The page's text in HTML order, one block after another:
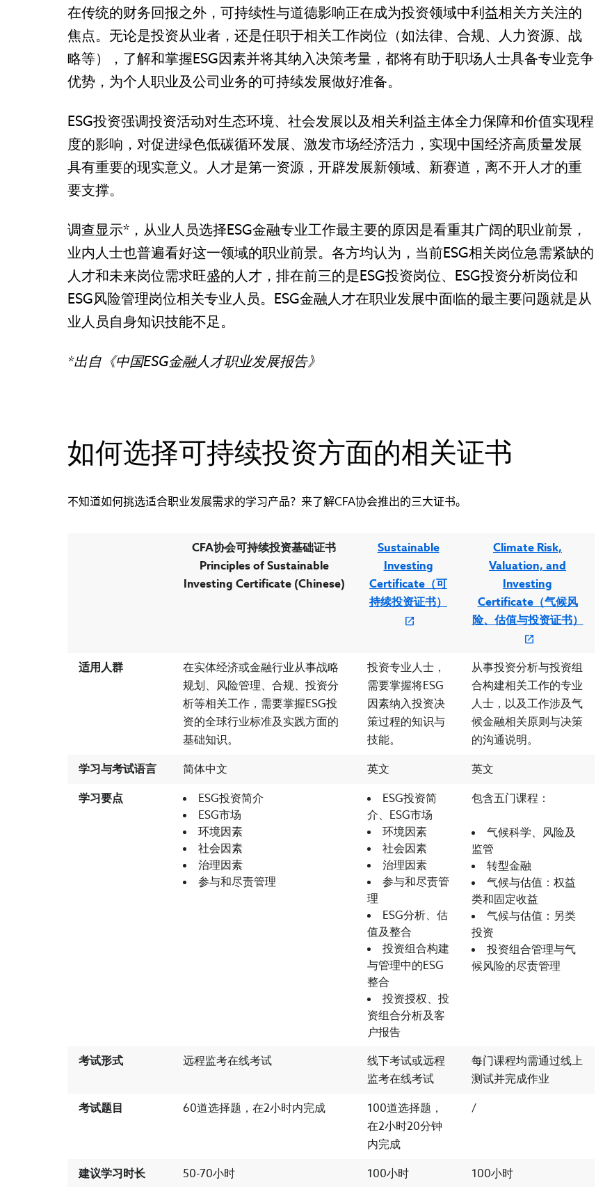
在传统的财务回报之外，可持续性与道德影响正在成为投资领域中利益相关方关注的
焦点。无论是投资从业者，还是任职于相关工作岗位（如法律、合规、人力资源、战
略等），了解和掌握ESG因素并将其纳入决策考量，都将有助于职场人士具备专业竞争
优势，为个人职业及公司业务的可持续发展做好准备。
ESG投资强调投资活动对生态环境、社会发展以及相关利益主体全力保障和价值实现程
度的影响，对促进绿色低碳循环发展、激发市场经济活力，实现中国经济高质量发展
具有重要的现实意义。人才是第一资源，开辟发展新领域、新赛道，离不开人才的重
要支撑。
调查显示*，从业人员选择ESG金融专业工作最主要的原因是看重其广阔的职业前景，
业内人士也普遍看好这一领域的职业前景。各方均认为，当前ESG相关岗位急需紧缺的
人才和未来岗位需求旺盛的人才，排在前三的是ESG投资岗位、ESG投资分析岗位和
ESG风险管理岗位相关专业人员。ESG金融人才在职业发展中面临的最主要问题就是从
业人员自身知识技能不足。
*出自《中国ESG金融人才职业发展报告》
如何选择可持续投资方面的相关证书
不知道如何挑选适合职业发展需求的学习产品？来了解CFA协会推出的三大证书。
CFA协会可持续投资基础证书
Principles of Sustainable
Investing Certificate (Chinese)
Sustainable
Investing
Certificate（可
持续投资证书）
Climate Risk,
Valuation, and
Investing
Certificate（气候风
险、估值与投资证书）
适用人群
在实体经济或金融行业从事战略
规划、风险管理、合规、投资分
析等相关工作，需要掌握ESG投
资的全球行业标准及实践方面的
基础知识。
投资专业人士，
需要掌握将ESG
因素纳入投资决
策过程的知识与
技能。
从事投资分析与投资组
合构建相关工作的专业
人士，以及工作涉及气
候金融相关原则与决策
的沟通说明。
学习与考试语言
简体中文 英文
英文
学习要点
ESG投资简介
ESG市场
环境因素
社会因素
治理因素
参与和尽责管理
ESG投资简
介、ESG市场
环境因素
社会因素
治理因素
参与和尽责管
理
ESG分析、估
值及整合
投资组合构建
与管理中的ESG
整合
投资授权、投
资组合分析及客
户报告
包含五门课程：
气候科学、风险及
监管
转型金融
气候与估值：权益
类和固定收益
气候与估值：另类
投资
投资组合管理与气
候风险的尽责管理
考试形式 远程监考在线考试
线下考试或远程
监考在线考试
每门课程均需通过线上
测试并完成作业
考试题目
60道选择题，在2小时内完成
100道选择题，
在2小时20分钟
内完成
/
建议学习时长 50-70小时 100小时
100小时